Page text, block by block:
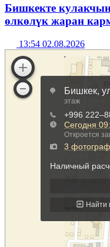
Бишкекте
өлкөлүк жаран
13:54 02.08.2026